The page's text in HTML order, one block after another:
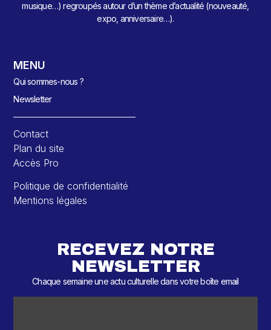
musique…) regroupés autour d’un thème d’actualité (nouveauté,
expo, anniversaire…).
MENU
Qui sommes-nous ?
Newsletter
Contact
Plan du site
Accès Pro
Politique de confidentialité
Mentions légales
RECEVEZ NOTRE
NEWSLETTER
Chaque semaine une actu culturelle dans votre boîte email